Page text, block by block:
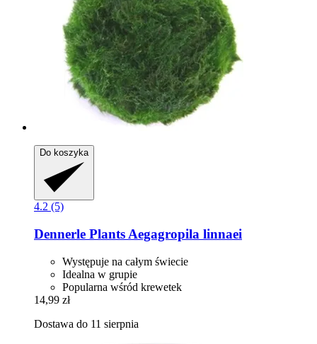
Do koszyka
4.2 (5)
Dennerle Plants Aegagropila linnaei
Występuje na całym świecie
Idealna w grupie
Popularna wśród krewetek
14,99 zł
Dostawa do 11 sierpnia